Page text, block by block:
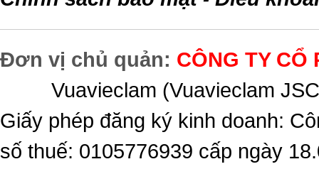
Đơn vị chủ quản: CÔNG TY CỔ
Vuavieclam (Vuavieclam
Giấy phép đăng ký kinh doanh:
số thuế: 0105776939 cấp ngày